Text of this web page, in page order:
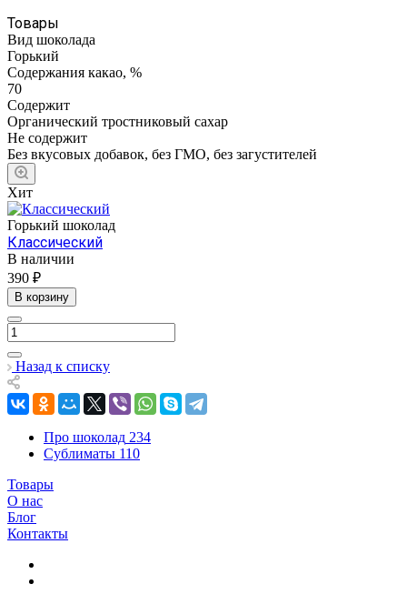
Товары
Вид шоколада
Горький
Содержания какао, %
70
Содержит
Органический тростниковый сахар
Не содержит
Без вкусовых добавок, без ГМО, без загустителей
Хит
Горький шоколад
Классический
В наличии
390 ₽
В корзину
Назад к списку
Про шоколад 234
Сублиматы 110
Товары
О нас
Блог
Контакты